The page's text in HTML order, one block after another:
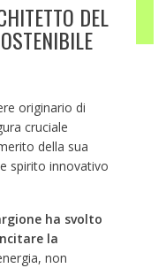
DEL
originario di
cruciale
della sua
spirito innovativo
ha svolto
la
non